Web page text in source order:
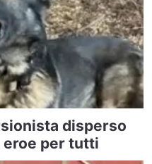
disperso
eroe per tutti